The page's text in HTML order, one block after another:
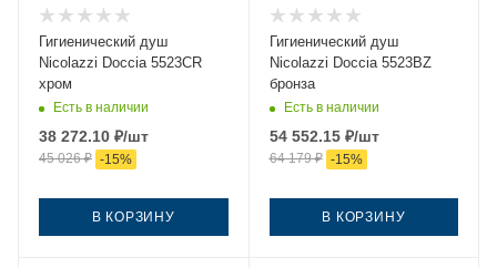
Гигиенический душ
Nicolazzi Doccia 5523CR
хром
Есть в наличии
38 272.10 ₽/шт
45 026₽ -15%
В КОРЗИНУ
Гигиенический душ
Nicolazzi Doccia 5523BZ
бронза
Есть в наличии
54 552.15₽/шт
64 179₽ -15%
В КОРЗИНУ